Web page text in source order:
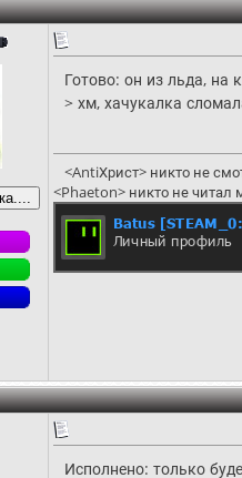
Готово: он из льда, на
> хм, хачукалка
<AntiХрист> никто не
<Phaeton> никто не читал
Исполнено: только